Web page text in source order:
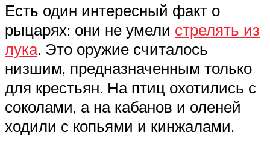
Есть один интересный факт о
рыцарях: они не умели стрелять из
лука. Это оружие считалось
низшим, предназначенным только
для крестьян. На птиц охотились с
соколами, а на кабанов и оленей
ходили с копьями и кинжалами.